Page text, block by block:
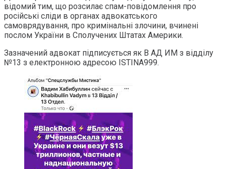
відомий тим, що розсилає спам-повідомлення про
російські сліди в органах адвокатського
самоврядування, про кримінальні злочини, вчинені
послом України в Сполучених Штатах Америки.
Зазначений адвокат підписується як В АД ИМ з відділу
№13 з електронною адресою ISTINA999.